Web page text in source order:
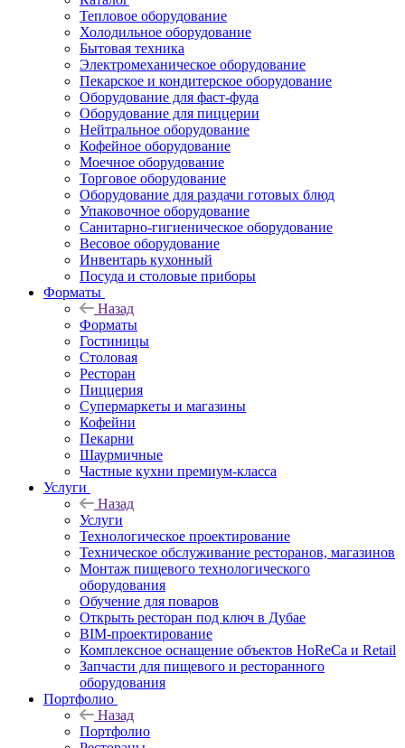
Тепловое оборудование
Холодильное оборудование
Бытовая техника
Электромеханическое оборудование
Пекарское и кондитерское оборудование
Оборудование для фаст-фуда
Оборудование для пиццерии
Нейтральное оборудование
Кофейное оборудование
Моечное оборудование
Торговое оборудование
Оборудование для раздачи готовых блюд
Упаковочное оборудование
Санитарно-гигиеническое оборудование
Весовое оборудование
Инвентарь кухонный
Посуда и столовые приборы
Форматы
Назад
Форматы
Гостиницы
Столовая
Ресторан
Пиццерия
Супермаркеты и магазины
Кофейни
Пекарни
Шаурмичные
Частные кухни премиум-класса
Услуги
Назад
Услуги
Технологическое проектирование
Техническое обслуживание ресторанов, магазинов
Монтаж пищевого технологического
оборудования
Обучение для поваров
Открыть ресторан под ключ в Дубае
BIM-проектирование
Комплексное оснащение объектов HoReCa и Retail
Запчасти для пищевого и ресторанного
оборудования
Портфолио
Назад
Портфолио